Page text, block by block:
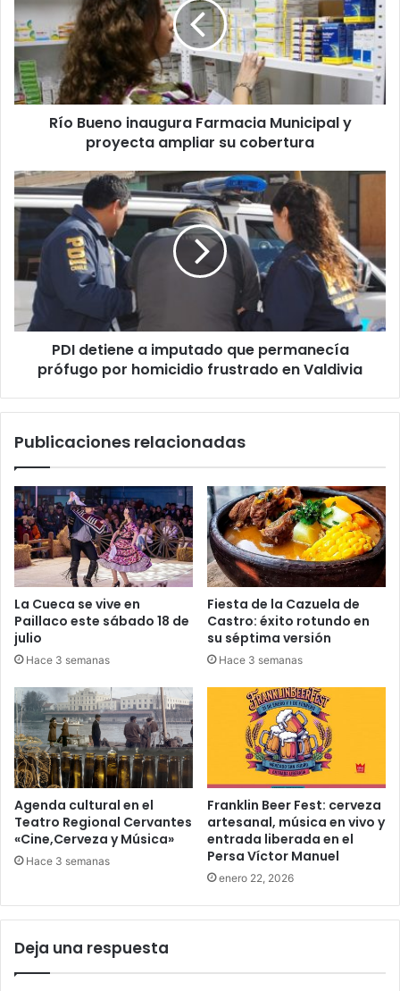
Farmacia
Municipal
y
proyecta
ampliar
su
coberturaRío Bueno inaugura Farmacia Municipal y
proyecta ampliar su cobertura
PDI
detiene
a
imputado
que
permanecía
prófugo
por
homicidio
frustradoPDI detiene a imputado que permanecía
prófugo por homicidio frustrado en Valdivia
Publicaciones relacionadas
La Cueca se vive en
Paillaco este sábado 18 de
julio
Hace 3 semanas
Fiesta de la Cazuela de
Castro: éxito rotundo en
su séptima versión
Hace 3 semanas
Agenda cultural en el
Teatro Regional Cervantes
«Cine,Cerveza y Música»
Hace 3 semanas
Franklin Beer Fest: cerveza
artesanal, música en vivo y
entrada liberada en el
Persa Víctor Manuel
enero 22, 2026
Deja una respuesta